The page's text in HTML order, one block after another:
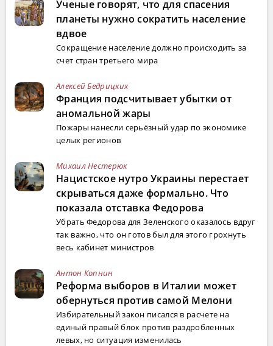
Ученые говорят, что для спасения
планеты нужно сократить население
вдвое
Сокращение население должно происходить за
счет стран третьего мира
Алексей Бедрицких
Франция подсчитывает убытки от
аномальной жары
Пожары нанесли серьёзный удар по экономике
целых регионов
Михаил Нестерюк
Нацистское нутро Украины перестает
скрываться даже формально. Что
показала отставка Федорова
Убрать Федорова для Зеленского оказалось вдруг
так важно, что он готов был для этого грохнуть
весь кабинет министров
Антон Копнин
Реформа выборов в Италии может
обернуться против самой Мелони
Избирательный закон писался в расчете на
единый правый блок против раздробленных
левых, но ситуация изменилась